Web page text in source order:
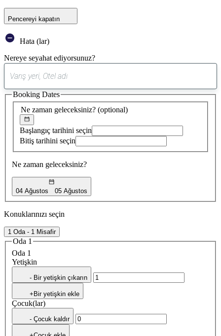
Pencereyi kapatın
Hata (lar)
Nereye seyahat ediyorsunuz?
öneri
bulundu
Ne zaman geleceksiniz? (optional)
Başlangıç tarihini seçin
Bitiş tarihini seçin
Ne zaman geleceksiniz?
04 Ağustos 05 Ağustos
Booking Dates
Konuklarınızı seçin
1 Oda - 1 Misafir
Oda 1
Oda 1
Yetişkin
- Bir yetişkin çıkarın
+Bir yetişkin ekle
Çocuk(lar)
- Çocuk kaldır